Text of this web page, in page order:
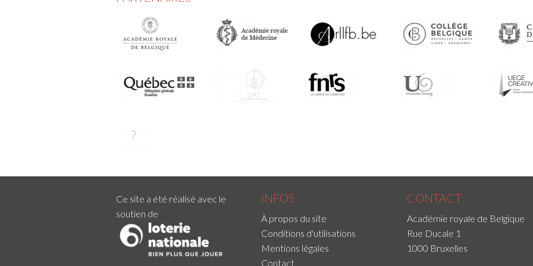
Ce site a été réalisé avec le
soutien de
INFOS
À propos du site
Conditions d'utilisations
Mentions légales
Contact
CONTACT
Académie royale de Belgique
Rue Ducale 1
1000 Bruxelles